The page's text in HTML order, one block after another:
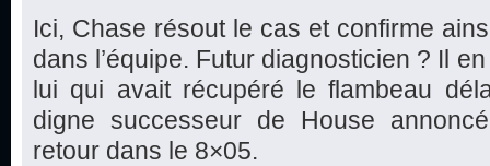
Ici, Chase résout le cas et confirme
dans l’équipe. Futur diagnosticien ? Il en
lui qui avait récupéré le flambeau
digne successeur de House
retour dans le 8×05.